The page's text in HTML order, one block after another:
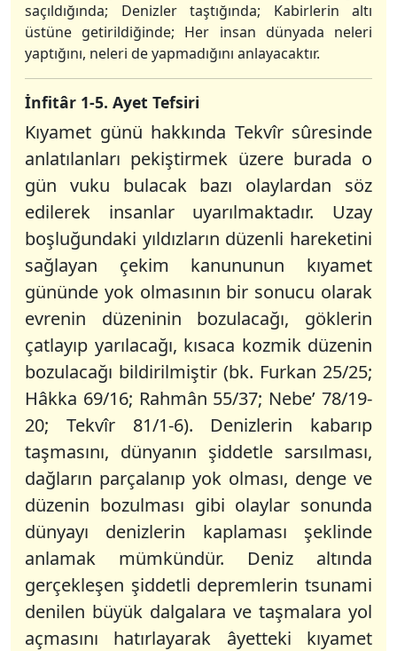
saçıldığında; Denizler taştığında; Kabirlerin altı
üstüne getirildiğinde; Her insan dünyada neleri
yaptığını, neleri de yapmadığını anlayacaktır.
İnfitâr 1-5. Ayet Tefsiri
Kıyamet günü hakkında Tekvîr sûresinde
anlatılanları pekiştirmek üzere burada o
gün vuku bulacak bazı olaylardan söz
edilerek insanlar uyarılmaktadır. Uzay
boşluğundaki yıldızların düzenli hareketini
sağlayan çekim kanununun kıyamet
gününde yok olmasının bir sonucu olarak
evrenin düzeninin bozulacağı, göklerin
çatlayıp yarılacağı, kısaca kozmik düzenin
bozulacağı bildirilmiştir (bk. Furkan 25/25;
Hâkka 69/16; Rahmân 55/37; Nebe’ 78/19-
20; Tekvîr 81/1-6). Denizlerin kabarıp
taşmasını, dünyanın şiddetle sarsılması,
dağların parçalanıp yok olması, denge ve
düzenin bozulması gibi olaylar sonunda
dünyayı denizlerin kaplaması şeklinde
anlamak mümkündür. Deniz altında
gerçekleşen şiddetli depremlerin tsunami
denilen büyük dalgalara ve taşmalara yol
açmasını hatırlayarak âyetteki kıyamet